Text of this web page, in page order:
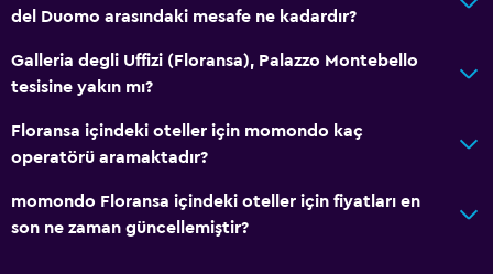
del Duomo arasındaki mesafe ne kadardır?
Galleria degli Uffizi (Floransa), Palazzo Montebello
tesisine yakın mı?
Floransa içindeki oteller için momondo kaç
operatörü aramaktadır?
momondo Floransa içindeki oteller için fiyatları en
son ne zaman güncellemiştir?